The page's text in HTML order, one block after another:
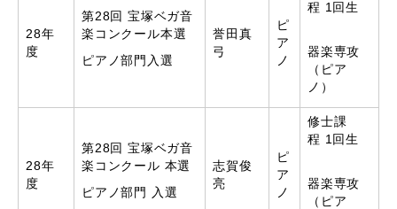
28年
度
第28回 宝塚ベガ音
楽コンクール本選
ピアノ部門入選
誉田真
弓
ピ
ア
ノ
程 1回生
器楽専攻
（ピア
ノ）​
28年
度
第28回 宝塚ベガ音
楽コンクール 本選
ピアノ部門 入選
志賀俊
亮
ピ
ア
ノ
修士課
程 1回生
器楽専攻
（ピア